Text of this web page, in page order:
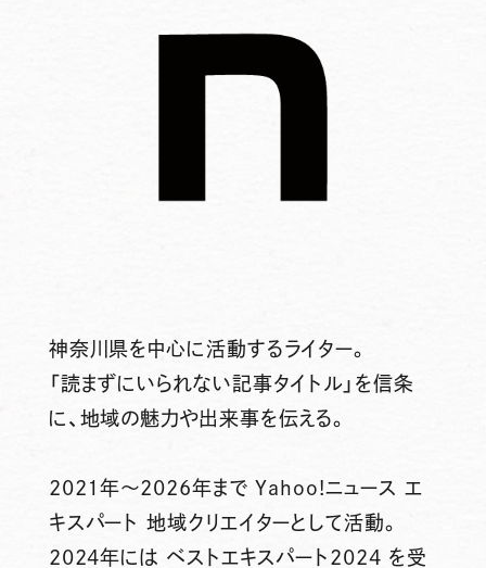
神奈川県を中心に活動するライター。
「読まずにいられない記事タイトル」を信条
に、地域の魅力や出来事を伝える。
2021年～2026年まで Yahoo!ニュース エ
キスパート 地域クリエイターとして活動。
2024年には ベストエキスパート2024 を受